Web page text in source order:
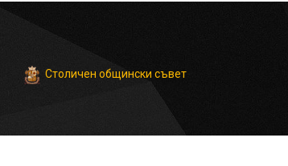
Столичен общински съвет